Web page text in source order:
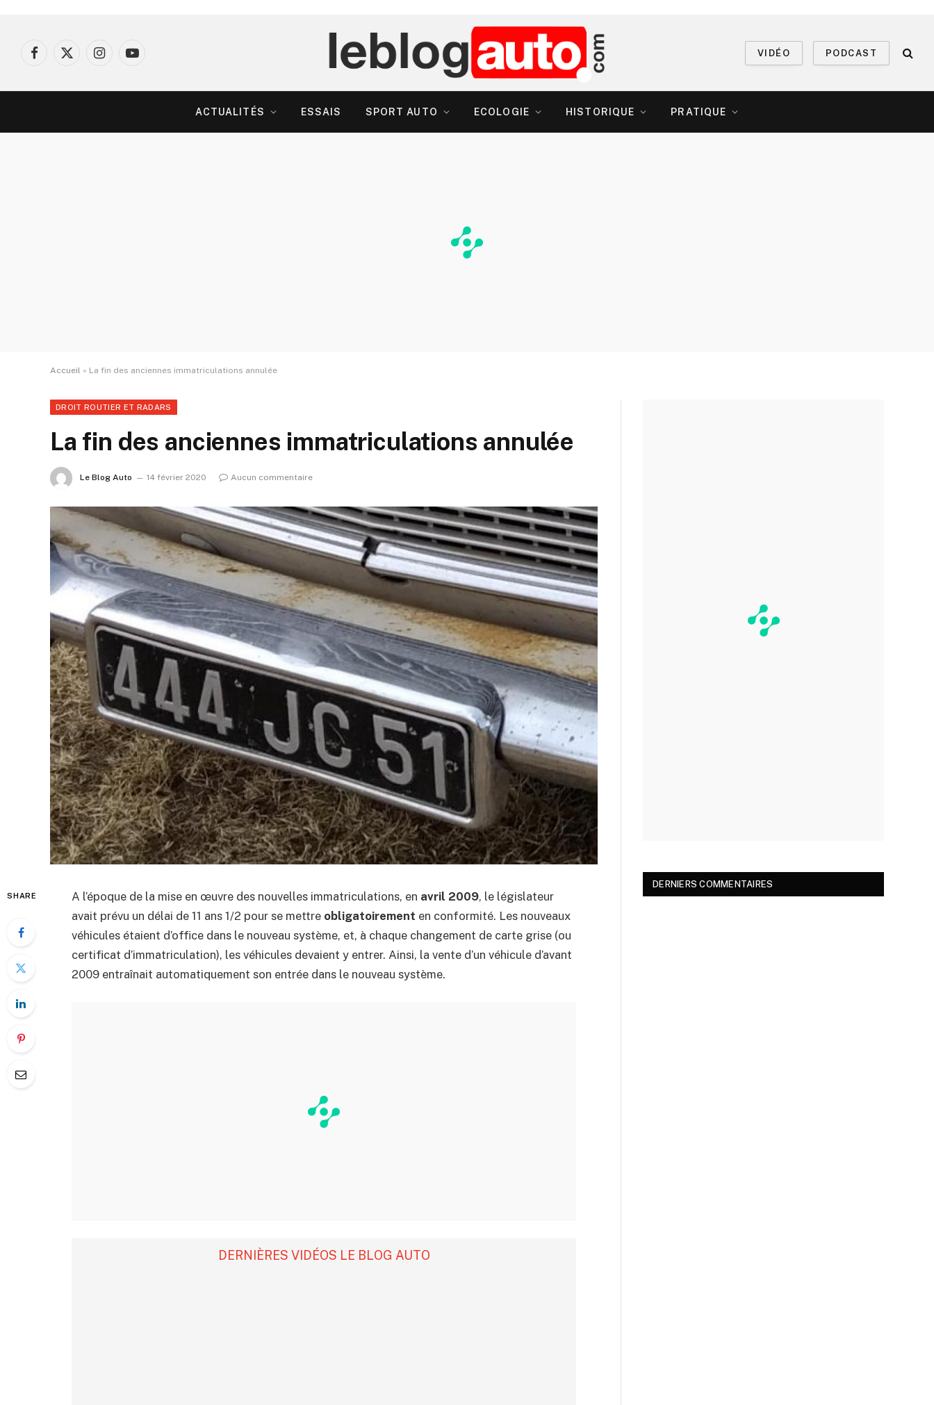
Facebook
X
InstagramYouTube
VIDÉO PODCAST
ACTUALITÉS ESSAIS SPORT AUTO ECOLOGIE HISTORIQUE PRATIQUE
Accueil » La fin des anciennes immatriculations annulée
DROIT ROUTIER ET RADARS
La fin des anciennes immatriculations annulée
Le Blog Auto 14 février 2020 Aucun commentaire
SHARE A l’époque de la mise en œuvre des nouvelles immatriculations, en avril 2009, le législateur
avait prévu un délai de 11 ans 1/2 pour se mettre obligatoirement en conformité. Les nouveaux
véhicules étaient d’office dans le nouveau système, et, à chaque changement de carte grise (ou
certificat d’immatriculation), les véhicules devaient y entrer. Ainsi, la vente d’un véhicule d’avant
2009 entraînait automatiquement son entrée dans le nouveau système.
DERNIÈRES VIDÉOS LE BLOG AUTO
DERNIERS COMMENTAIRES